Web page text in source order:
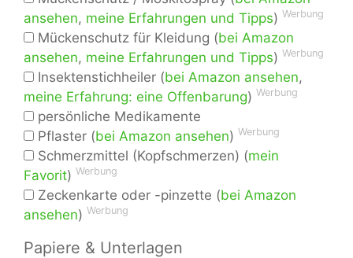
ansehen, meine Erfahrungen und Tipps) Werbung
Mückenschutz für Kleidung (bei Amazon
ansehen, meine Erfahrungen und Tipps) Werbung
Insektenstichheiler (bei Amazon ansehen,
meine Erfahrung: eine Offenbarung) Werbung
persönliche Medikamente
Pflaster (bei Amazon ansehen) Werbung
Schmerzmittel (Kopfschmerzen) (mein
Favorit) Werbung
Zeckenkarte oder -pinzette (bei Amazon
ansehen) Werbung
Papiere & Unterlagen